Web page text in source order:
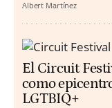
Albert Martínez
El Circuit
como
LGTBIQ+